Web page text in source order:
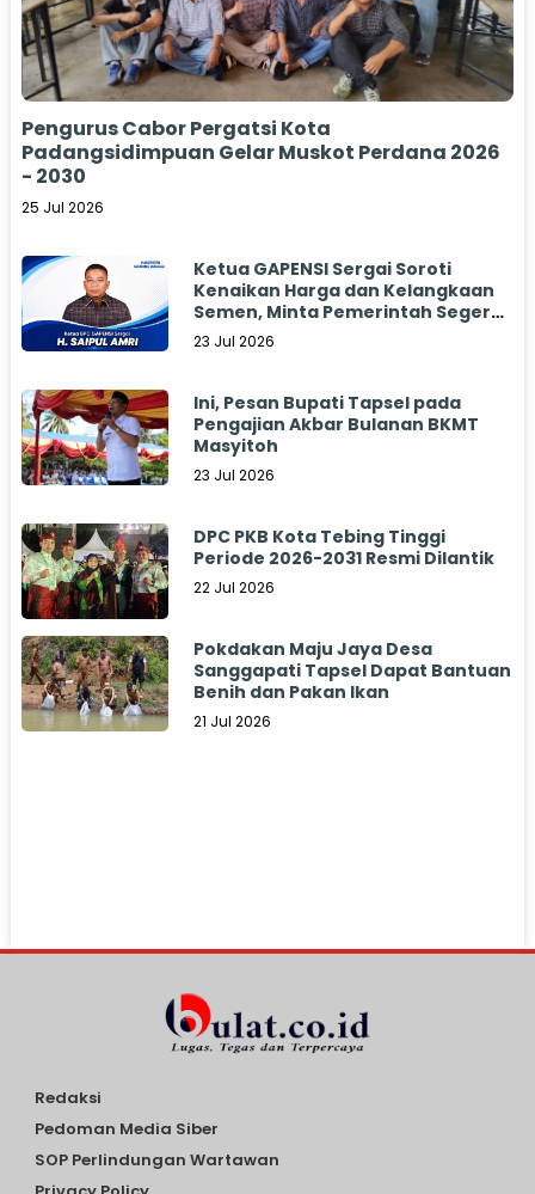
Pengurus Cabor Pergatsi Kota
Padangsidimpuan Gelar Muskot Perdana 2026
- 2030
25 Jul 2026
Ketua GAPENSI Sergai Soroti
Kenaikan Harga dan Kelangkaan
Semen, Minta Pemerintah Segera
Bertindak
23 Jul 2026
Ini, Pesan Bupati Tapsel pada
Pengajian Akbar Bulanan BKMT
Masyitoh
23 Jul 2026
DPC PKB Kota Tebing Tinggi
Periode 2026-2031 Resmi Dilantik
22 Jul 2026
Pokdakan Maju Jaya Desa
Sanggapati Tapsel Dapat Bantuan
Benih dan Pakan Ikan
21 Jul 2026
Redaksi
Pedoman Media Siber
SOP Perlindungan Wartawan